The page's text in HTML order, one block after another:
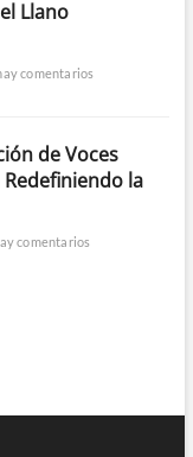
Llano
comentarios
de Voces
la
comentarios